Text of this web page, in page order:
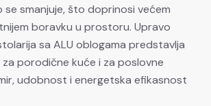
se smanjuje, što doprinosi većem
boravku u prostoru. Upravo
sa ALU oblogama predstavlja
za porodične kuće i za poslovne
udobnost i energetska efikasnost